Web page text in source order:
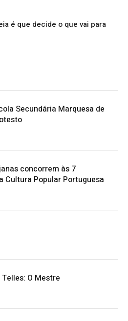
é que decide o que vai para
Secundária Marquesa de
concorrem às 7
Cultura Popular Portuguesa
O Mestre